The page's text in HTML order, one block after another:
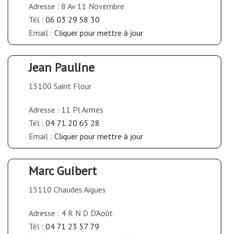
Adresse : 8 Av 11 Novembre
Tél : 06 03 29 58 30
Email : Cliquer pour mettre à jour
Jean Pauline
15100 Saint Flour
Adresse : 11 Pl Armes
Tél : 04 71 20 65 28
Email : Cliquer pour mettre à jour
Marc Guibert
15110 Chaudes Aigues
Adresse : 4 R N D D’Août
Tél : 04 71 23 57 79